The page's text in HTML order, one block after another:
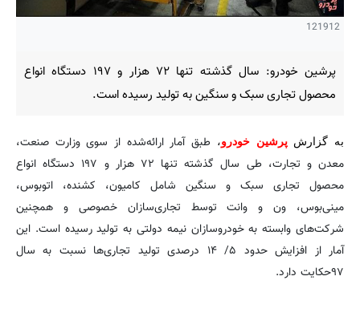
121912
پرشین خودرو: سال گذشته تنها ۷۲ هزار و ۱۹۷ دستگاه انواع
محصول تجاری سبک و سنگین به تولید رسیده است.
به گزارش پرشین خودرو، طبق آمار ارائه‌شده از سوی وزارت صنعت،
معدن و تجارت، طی سال گذشته تنها ۷۲ هزار و ۱۹۷ دستگاه انواع
محصول تجاری سبک و سنگین شامل کامیون، کشنده، اتوبوس،
مینی‌بوس، ون و وانت توسط تجاری‌سازان خصوصی و همچنین
شرکت‌های وابسته به خودروسازان نیمه دولتی به تولید رسیده است. این
آمار از افزایش حدود ۵/ ۱۴ درصدی تولید تجاری‌ها نسبت به سال
۹۷حکایت دارد.